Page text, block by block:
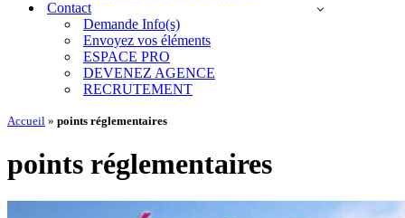
Contact
Demande Info(s)
Envoyez vos éléments
ESPACE PRO
DEVENEZ AGENCE
RECRUTEMENT
Accueil » points réglementaires
points réglementaires